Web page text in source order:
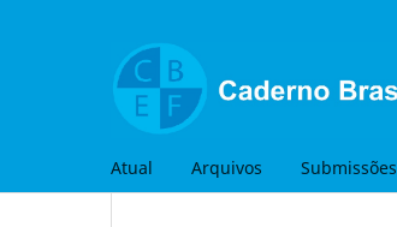
Atual Arquivos Submissões